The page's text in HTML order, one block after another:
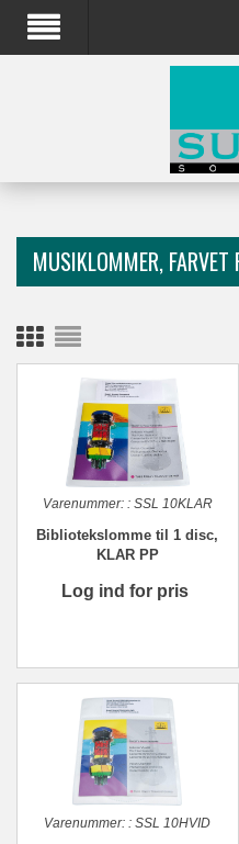
MUSIKLOMMER,
Varenummer:: SSL 10KLAR
Bibliotekslomme til 1 disc,
KLAR PP
Log ind for pris
Varenummer: : SSL 10HVID